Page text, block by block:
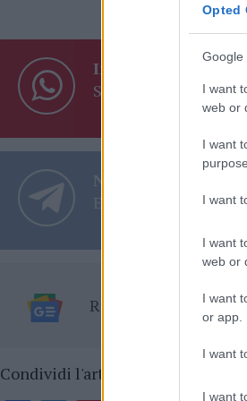
Opted
Google
I want
web or
I want
I want
I want
web or
I want
or app.
I want
I want
Inviaci le tue
Su WhatsApp al
Notizie in tempo
Entra nel canale
Ricevi le nostre
Condividi l'articolo